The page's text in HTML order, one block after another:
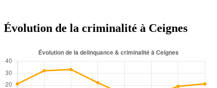
Évolution de la criminalité à Ceignes